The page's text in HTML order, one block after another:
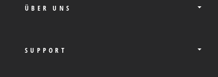
ÜBER UNS
SUPPORT